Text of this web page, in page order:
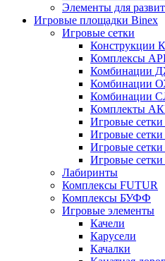
Элементы для
Игровые площадки Binex
Игровые сетки
Комплексы
Комбинации
Комбинации
Комбинации
Комплекты
Игровые
Игровые
Игровые
Игровые
Лабиринты
Комплексы FUTUR
Комплексы БУФФ
Игровые элементы
Качели
Карусели
Качалки